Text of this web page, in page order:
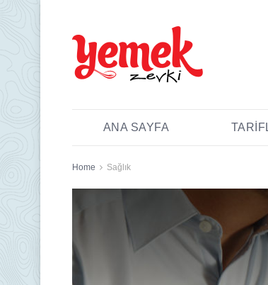
ANA SAYFA
Home Sağlık